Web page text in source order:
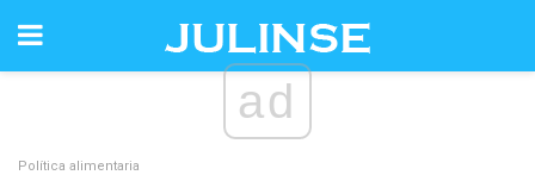
ad
Política alimentaria